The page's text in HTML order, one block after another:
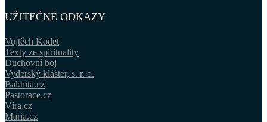
UŽITEČNÉ ODKAZY
Vojtěch Kodet
Texty ze spirituality
Duchovní boj
Vyderský klášter, s. r. o.
Bakhita.cz
Pastorace.cz
Víra.cz
Maria.cz